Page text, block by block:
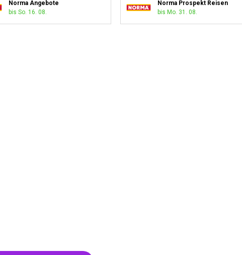
Norma Angebote
bis So. 16. 08.
Norma Prospekt Reisen
bis Mo. 31. 08.